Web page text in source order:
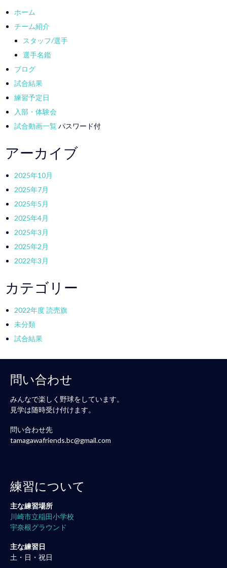
ホーム
チーム紹介
スタッフ/選手
選手名鑑
ブログ
試合結果
練習予定日
入部・体験会
試合動画一覧パスワード付
アーカイブ
2025年10月
2025年7月
2025年5月
2025年4月
2025年3月
2025年2月
2022年3月
カテゴリー
2022年度 読売旗
未分類
試合結果
問い合わせ
みんなで楽しく野球をしています。
見学は随時受け付けます。
問い合わせ先
tamagawafriends.bc@gmail.com
練習について
主な練習場所
川崎市立稲田小学校
宇奈根グラウンド
主な練習日
土・日・祝日